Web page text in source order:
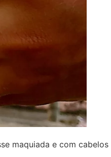
maquiada e com